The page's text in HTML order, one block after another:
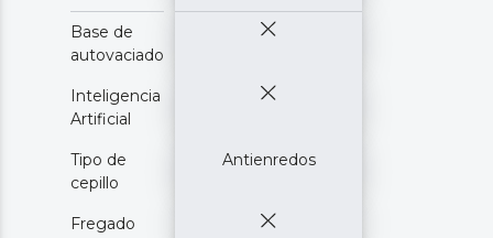
Base de
autovaciado
Inteligencia
Artificial
Tipo de
cepillo
Antienredos
Fregado